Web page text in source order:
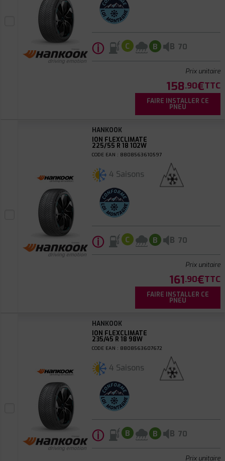
ⓘ C B B 70
Prix unitaire
158.90€TTC
FAIRE INSTALLER CE
PNEU
HANKOOK
ION FLEXCLIMATE
225/55 R 18 102W
CODE EAN : 8808563610597
4 Saisons
ⓘ C B B 70
Prix unitaire
161.90€TTC
FAIRE INSTALLER CE
PNEU
HANKOOK
ION FLEXCLIMATE
235/45 R 18 98W
CODE EAN : 8808563607672
4 Saisons
ⓘ B B B 70
Prix unitaire